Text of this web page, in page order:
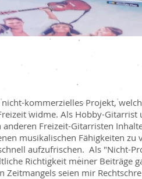
nicht-kommerzielles Projekt,
widme. Als Hobby-Gitarrist
anderen Freizeit-Gitarristen
musikalischen Fähigkeiten zu
aufzufrischen. Als "Nicht-
Richtigkeit meiner Beiträge
Zeitmangels seien mir